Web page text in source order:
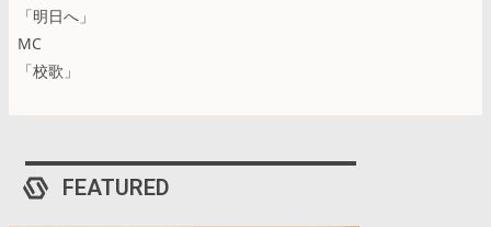
「明日へ」
MC
「校歌」
FEATURED